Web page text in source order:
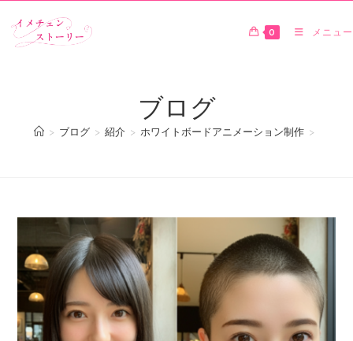
0 メニュー
ブログ
> ブログ > 紹介 > ホワイトボードアニメーション制作 >